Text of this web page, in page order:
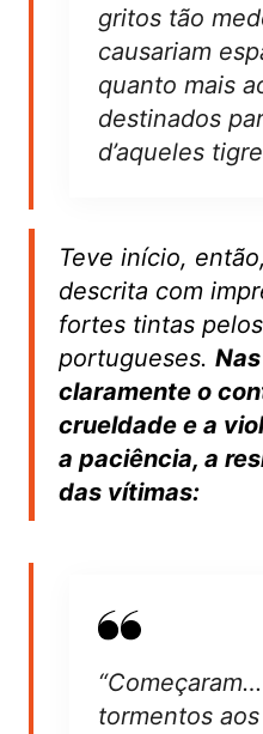
gritos tão
causariam
quanto mais
destinados
d’aqueles
Teve início,
descrita com
fortes tintas
portugueses.
claramente o
crueldade e a
a paciência, a
das vítimas:
tormentos